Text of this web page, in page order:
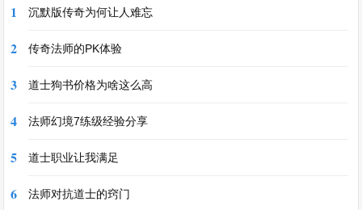
1 沉默版传奇为何让人难忘
2 传奇法师的PK体验
3 道士狗书价格为啥这么高
4 法师幻境7练级经验分享
5 道士职业让我满足
6 法师对抗道士的窍门